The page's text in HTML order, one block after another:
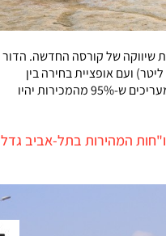
שיווקה של קורסה החדשה. הדור
בישראל עם מנוע אחד (1.4 ליטר) ועם אופציית בחירה בין
שלוש תיבת הילוכים, אבל בכירי אופל מעריכים ש-95% מהמכירות יהיו
2015: מספר דו"חות המהירות בתל-אביב גדל